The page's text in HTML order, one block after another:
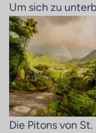
Um sich zu
Die Pitons von St.